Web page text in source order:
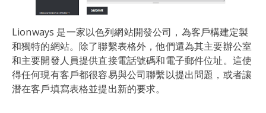
Lionways 是一家以色列網站開發公司，為客戶構建定製
和獨特的網站。除了聯繫表格外，他們還為其主要辦公室
和主要開發人員提供直接電話號碼和電子郵件位址。這使
得任何現有客戶都很容易與公司聯繫以提出問題，或者讓
潛在客戶填寫表格並提出新的要求。